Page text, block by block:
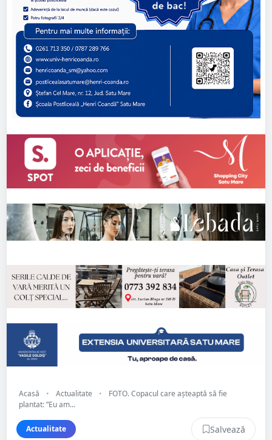
Acasă • Actualitate •
FOTO. Copacul care așteaptă să fie
plantat: ”Eu am...
Actualitate Salvează